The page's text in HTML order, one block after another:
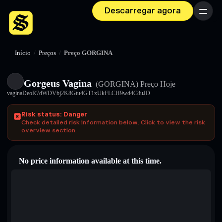
Descarregar agora Menu
Início / Preços / Preço GORGINA
Gorgeus Vagina (GORGINA) Preço Hoje
vaginaDeoR7dWDVbj2K8Gtu4GT1xUkFLCH9wd4C8uJD
Risk status: Danger
Check detailed risk information below. Click to view the risk
overview section.
No price information available at this time.